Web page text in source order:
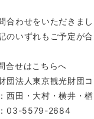
合わせをいただきま
のいずれもご予定が
合せはこちらへ
団法人東京観光財団
西田・大村・横井・
03-5579-2684